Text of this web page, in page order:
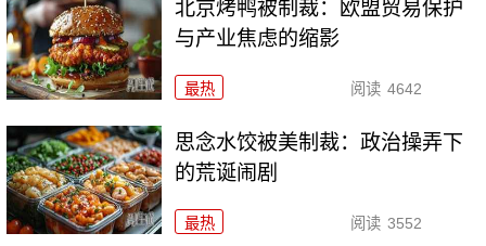
北京烤鸭被制裁：欧盟贸易保护
与产业焦虑的缩影
最热 阅读 4642
思念水饺被美制裁：政治操弄下
的荒诞闹剧
最热 阅读 3552